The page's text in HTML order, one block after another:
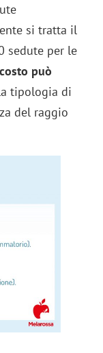
si tratta il
sedute per le
costo può
tipologia di
del raggio